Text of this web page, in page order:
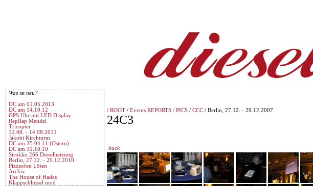
Was ist neu?
DC am 01.05.2013
DC am 14.10.12
GPS Uhr mit LED Display
RepRap Mendel
Tricopter
12.08. - 14.08.2011
Jakobi Kirchturm
DC am 25.04.11 (Ostern)
DC am 31.10.10
Sirokko 266 Dieselheizung
Berlin, 27.12. - 29.12.2010
Pizzaofen Löten
Archiv
The House of Hades
Klappschlüssel mod
/ ROOT / Events REPORTS / PICS / CCC / Berlin, 27.12. - 29.12.2007
24C3
back